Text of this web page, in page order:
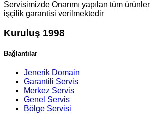
Servisimizde Onarımı yapılan tüm
işçilik garantisi verilmektedir
Kuruluş 1998
Bağlantılar
Jenerik Domain
Garantili Servis
Merkez Servis
Genel Servis
Bölge Servisi